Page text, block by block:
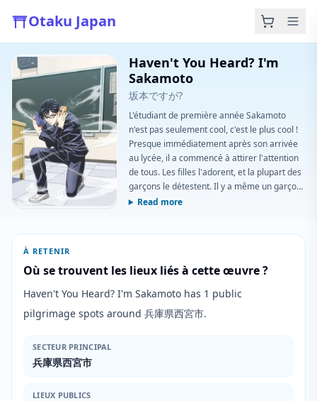
Otaku Japan
Haven't You Heard? I'm
Sakamoto
坂本ですが?
L'étudiant de première année Sakamoto
n'est pas seulement cool, c'est le plus cool !
Presque immédiatement après son arrivée
au lycée, il a commencé à attirer l'attention
de tous. Les filles l'adorent, et la plupart des
garçons le détestent. Il y a même un garçon
de la classe qui travaille comme mannequin,
facilité et grâce. Bien que Sakamoto puisse
quand on le lui demande, comme
Read more
À RETENIR
Où se trouvent les lieux liés à cette œuvre ?
Haven't You Heard? I'm Sakamoto has 1 public
pilgrimage spots around 兵庫県西宮市.
SECTEUR PRINCIPAL
兵庫県西宮市
LIEUX PUBLICS